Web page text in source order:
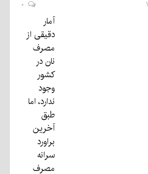
آمار
دقیقی از
مصرف
نان در
کشور
وجود
ندارد، اما
طبق
آخرین
براورد
سرانه
مصرف